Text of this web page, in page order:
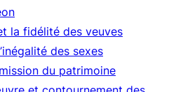
la fidélité des veuves
des sexes
du patrimoine